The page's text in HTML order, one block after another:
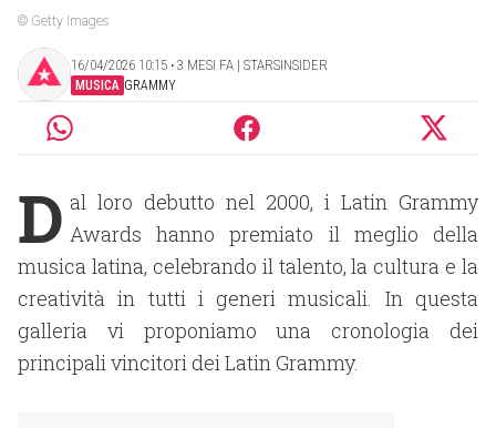
© Getty Images
16/04/2026 10:15 ‧ 3 MESI FA | STARSINSIDER
MUSICA GRAMMY
D al loro debutto nel 2000, i Latin Grammy
Awards hanno premiato il meglio della
musica latina, celebrando il talento, la cultura e la
creatività in tutti i generi musicali. In questa
galleria vi proponiamo una cronologia dei
principali vincitori dei Latin Grammy.